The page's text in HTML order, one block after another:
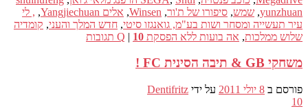
yunzhuan
, שמש, סיפורו של ת'ור,
Winsen
, אלים Yangjiechuan , , לי
עיר תעשייה ומסחר ושות בע"מ, גואנגזו סיטי, חדש המלך והעני, קומדיה
שלוש ממלכות, אה בועות ללא הפסקת Q | 10 תגובות
משחקי GB & תיבה הסינית FC !
פורסם ב 8 יולי 2011 על ידי Dentifritz
10